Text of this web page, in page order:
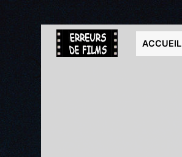
ACCUEIL